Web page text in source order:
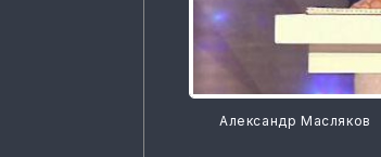
Александр Масляков